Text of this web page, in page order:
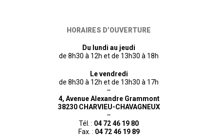
HORAIRES D’OUVERTURE
Du lundi au jeudi
de 8h30 à 12h et de 13h30 à 18h
Le vendredi
de 8h30 à 12h et de 13h30 à 17h
–
4, Avenue Alexandre Grammont
38230 CHARVIEU-CHAVAGNEUX
–
Tél. : 04 72 46 19 80
Fax. : 04 72 46 19 89